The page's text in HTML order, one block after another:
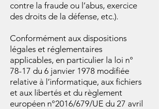
contre la fraude ou l’abus, exercice
des droits de la défense, etc.).
Conformément aux dispositions
légales et réglementaires
applicables, en particulier la loi n°
78-17 du 6 janvier 1978 modifiée
relative à l’informatique, aux fichiers
et aux libertés et du règlement
européen n°2016/679/UE du 27 avril